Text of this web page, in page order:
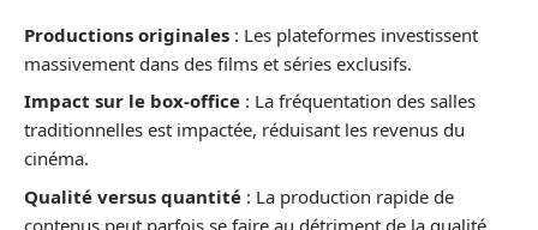
Productions originales : Les plateformes investissent
massivement dans des films et séries exclusifs.
Impact sur le box-office : La fréquentation des salles
traditionnelles est impactée, réduisant les revenus du
cinéma.
Qualité versus quantité : La production rapide de
contenus peut parfois se faire au détriment de la qualité.